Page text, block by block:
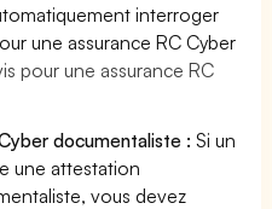
interroger
une assurance RC Cyber
pour une assurance RC
documentaliste : Si un
une attestation
vous devez